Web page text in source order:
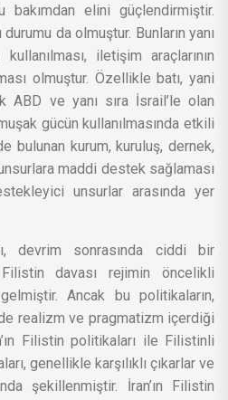
elini güçlendirmiştir.
da olmuştur. Bunların yanı
iletişim araçlarının
olmuştur. Özellikle batı, yani
ABD ve yanı sıra İsrail’le olan
gücün kullanılmasında etkili
bulunan kurum, kuruluş, dernek,
maddi destek sağlaması
unsurlar arasında yer
devrim sonrasında ciddi bir
davası rejimin öncelikli
Ancak bu politikaların,
realizm ve pragmatizm içerdiği
Filistin politikaları ile Filistinli
genellikle karşılıklı çıkarlar ve
şekillenmiştir. İran’ın Filistin